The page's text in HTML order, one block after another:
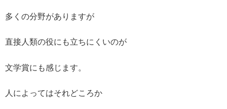
多くの分野がありますが
直接人類の役にも立ちにくいのが
文学賞にも感じます。
人によってはそれどころか